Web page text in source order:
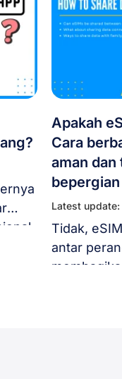
Apakah
Cara
aman
bepergian
Latest
Tidak,
antar